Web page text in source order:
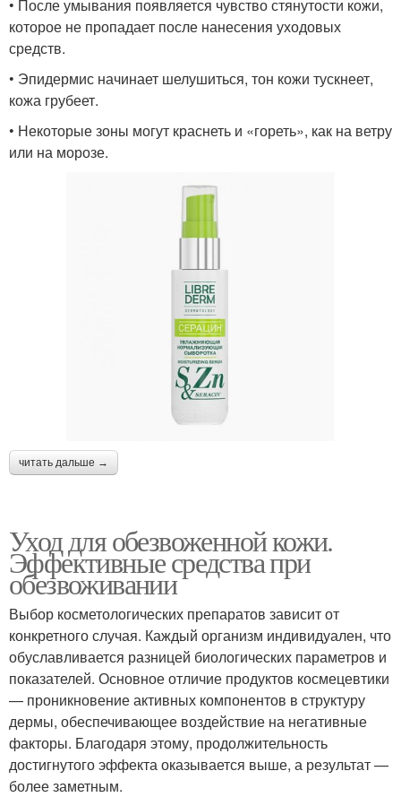
• После умывания появляется чувство стянутости кожи,
которое не пропадает после нанесения уходовых
средств.
• Эпидермис начинает шелушиться, тон кожи тускнеет,
кожа грубеет.
• Некоторые зоны могут краснеть и «гореть», как на ветру
или на морозе.
читать дальше →
Уход для обезвоженной кожи.
Эффективные средства при
обезвоживании
Выбор косметологических препаратов зависит от
конкретного случая. Каждый организм индивидуален, что
обуславливается разницей биологических параметров и
показателей. Основное отличие продуктов космецевтики
— проникновение активных компонентов в структуру
дермы, обеспечивающее воздействие на негативные
факторы. Благодаря этому, продолжительность
достигнутого эффекта оказывается выше, а результат —
более заметным.